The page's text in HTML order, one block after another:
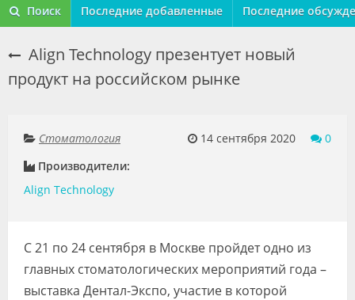
Статьи
Обучение
Резюме
Объявления
Форум
Клиники
Поиск Последние добавленные Последние
Align Technology презентует новый
продукт на российском рынке
Стоматология 14 сентября 2020
0
Производители:
Align Technology
С 21 по 24 сентября в Москве пройдет одно из
главных стоматологических мероприятий года –
выставка Дентал-Экспо, участие в которой